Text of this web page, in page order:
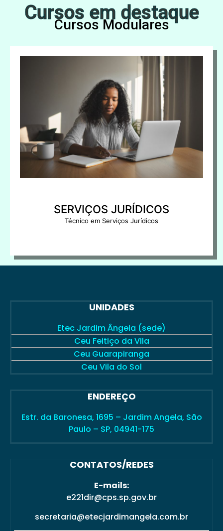
Cursos em destaque
Cursos Modulares
SERVIÇOS JURÍDICOS
Técnico em Serviços Jurídicos
UNIDADES
Etec Jardim Ângela (sede)
Ceu Feitiço da Vila
Ceu Guarapiranga
Ceu Vila do Sol
ENDEREÇO
Estr. da Baronesa, 1695 – Jardim Angela, São
Paulo – SP, 04941-175
CONTATOS/REDES
E-mails:
e221dir@cps.sp.gov.br
secretaria@etecjardimangela.com.br